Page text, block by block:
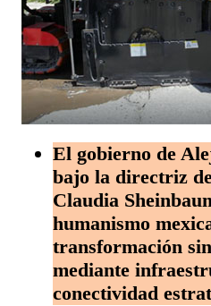
El gobierno de
bajo la directriz
Claudia
humanismo
transformación
mediante
conectividad